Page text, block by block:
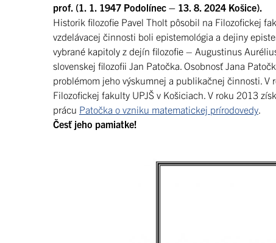
prof. (1. 1. 1947 Podolínec – 13. 8. 2024 Košice).
Historik filozofie Pavel Tholt pôsobil na Filozofickej
vzdelávacej činnosti boli epistemológia a dejiny
vybrané kapitoly z dejín filozofie – Augustinus
slovenskej filozofii Jan Patočka. Osobnosť Jana
problémom jeho výskumnej a publikačnej činnosti.
Filozofickej fakulty UPJŠ v Košiciach. V roku 2013
prácu Patočka o vzniku matematickej prírodovedy.
Česť jeho pamiatke!